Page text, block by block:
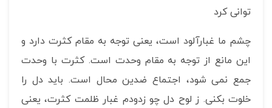
توانی کرد
چشم ما غبارآلود است، یعنی توجه به مقام کثرت دارد و
این مانع از توجه به مقام وحدت است. کثرت با وحدت
جمع نمی شود، اجتماع ضدین محال است. باید دل را
خلوت بکنی. ز لوح دل چو زدودم غبار ظلمت کثرت، یعنی